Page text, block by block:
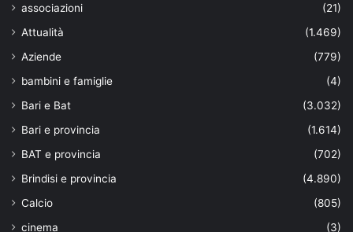
associazioni
(21)
Attualità
(1.469)
Aziende
(779)
bambini e famiglie
(4)
Bari e Bat
(3.032)
Bari e provincia
(1.614)
BAT e provincia
(702)
Brindisi e provincia
(4.890)
Calcio
(805)
cinema
(3)